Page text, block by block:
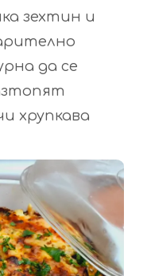
зехтин и
да се
хрупкава